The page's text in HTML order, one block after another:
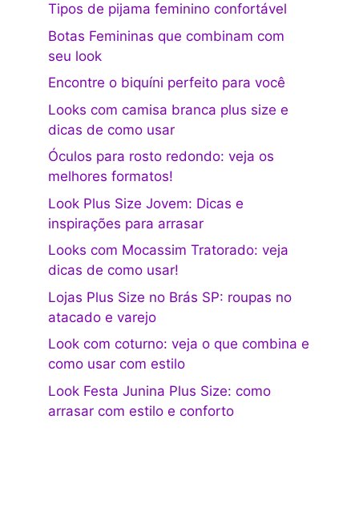
Tipos de pijama feminino confortável
Botas Femininas que combinam com
seu look
Encontre o biquíni perfeito para você
Looks com camisa branca plus size e
dicas de como usar
Óculos para rosto redondo: veja os
melhores formatos!
Look Plus Size Jovem: Dicas e
inspirações para arrasar
Looks com Mocassim Tratorado: veja
dicas de como usar!
Lojas Plus Size no Brás SP: roupas no
atacado e varejo
Look com coturno: veja o que combina e
como usar com estilo
Look Festa Junina Plus Size: como
arrasar com estilo e conforto